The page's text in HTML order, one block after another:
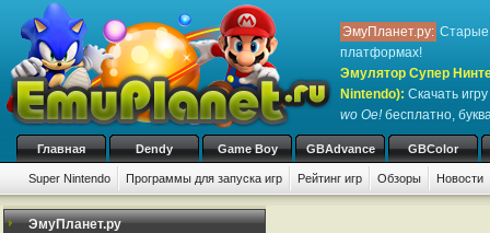
ЭмуПланет.ру: Старые
платформах!
Эмулятор Супер
Nintendo): Скачать игру
wo Oe!бесплатно,
Главная Dendy Game Boy GBAdvance GBColor
Super Nintendo Программы для запуска игр Рейтинг игр Обзоры Новости
Игры: # A B C D E F G H I
ЭмуПланет.ру